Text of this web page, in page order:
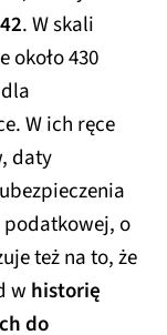
. W skali
około 430
W ich ręce
daty
podatkowej, o
też na to, że
w historię
do